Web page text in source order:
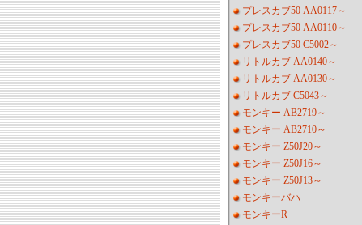
プレスカブ50 AA0117～
プレスカブ50 AA0110～
プレスカブ50 C5002～
リトルカブ AA0140～
リトルカブ AA0130～
リトルカブ C5043～
モンキー AB2719～
モンキー AB2710～
モンキー Z50J20～
モンキー Z50J16～
モンキー Z50J13～
モンキーバハ
モンキーR